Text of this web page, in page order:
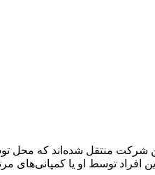
افراد توسط او یا کمپانی‌های